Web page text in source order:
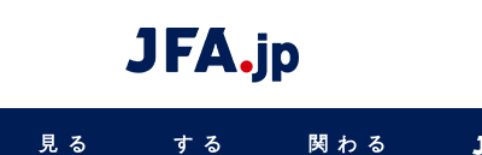
見る する 関わる